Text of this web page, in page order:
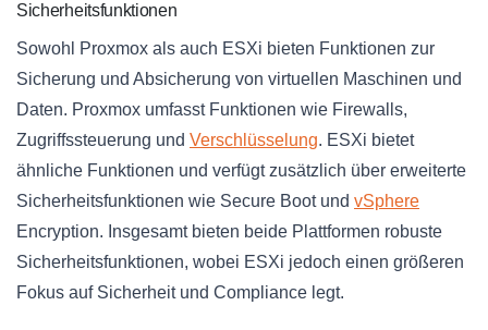
Sicherheitsfunktionen
Sowohl Proxmox als auch ESXi bieten Funktionen zur
Sicherung und Absicherung von virtuellen Maschinen und
Daten. Proxmox umfasst Funktionen wie Firewalls,
Zugriffssteuerung und Verschlüsselung. ESXi bietet
ähnliche Funktionen und verfügt zusätzlich über erweiterte
Sicherheitsfunktionen wie Secure Boot und vSphere
Encryption. Insgesamt bieten beide Plattformen robuste
Sicherheitsfunktionen, wobei ESXi jedoch einen größeren
Fokus auf Sicherheit und Compliance legt.